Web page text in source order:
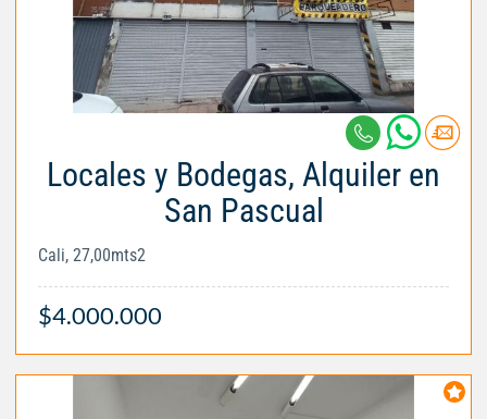
Locales y Bodegas, Alquiler en
San Pascual
Cali, 27,00mts2
$4.000.000